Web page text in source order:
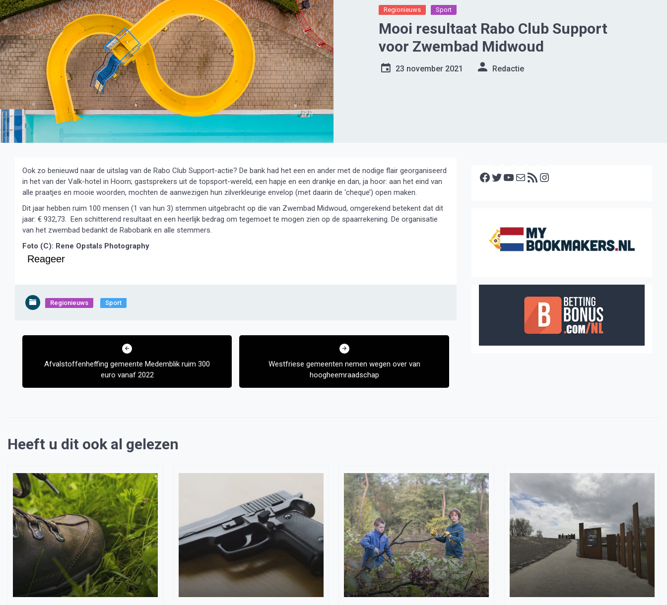
Regionieuws Sport
Mooi resultaat Rabo Club Support
voor Zwembad Midwoud
23 november 2021 Redactie
Ook zo benieuwd naar de uitslag van de Rabo Club Support-actie? De bank had het een en ander met de nodige flair georganiseerd
in het van der Valk-hotel in Hoorn; gastsprekers uit de topsport-wereld, een hapje en een drankje en dan, ja hoor: aan het eind van
alle praatjes en mooie woorden, mochten de aanwezigen hun zilverkleurige envelop (met daarin de ‘cheque’) open maken.
Dit jaar hebben ruim 100 mensen (1 van hun 3) stemmen uitgebracht op die van Zwembad Midwoud, omgerekend betekent dat dit
jaar: € 932,73. Een schitterend resultaat en een heerlijk bedrag om tegemoet te mogen zien op de spaarrekening. De organisatie
van het zwembad bedankt de Rabobank en alle stemmers.
Foto (C): Rene Opstals Photography
Reageer
Regionieuws Sport
Bericht
Afvalstoffenheffing gemeente Medemblik ruim 300
euro vanaf 2022
Westfriese gemeenten nemen wegen over van
hoogheemraadschap
Facebook Twitter YouTube E-mail RSS feed
Heeft u dit ook al gelezen